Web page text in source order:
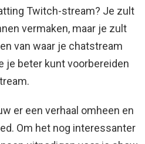
Twitch-stream? Je zult
vermaken, maar je zult
van waar je chatstream
je beter kunt voorbereiden
er een verhaal omheen en
Om het nog interessanter